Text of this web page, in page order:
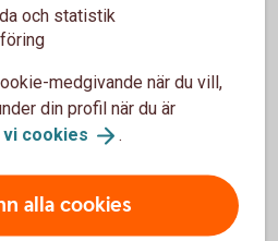
i huvudmenyn
är kopplat till
gäller. Det står intill kortet
och klicka på “Aktivera”
eller ska aktivera
det genom en första
och statistik
medgivande när du vill,
din profil när du är
vi cookies .
alla cookies